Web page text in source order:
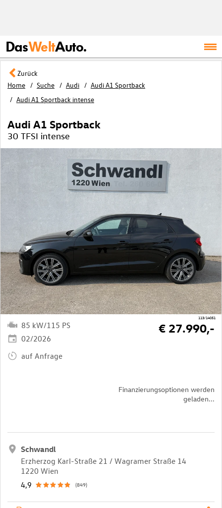
DasWeltAuto.
Zurück
Home
Suche Audi
Audi A1 Sportback
Audi A1 Sportback intense
113/14051
Audi A1 Sportback
30 TFSI intense
85 kW/115 PS
02/2026
auf Anfrage
Finanzierungsoptionen werden
geladen...
€ 27.990,-
Schwandl
Erzherzog Karl-Straße 21 / Wagramer Straße 14
1220 Wien
4,9
(849)